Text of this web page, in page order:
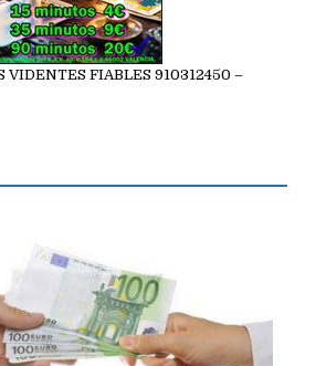
VIDENTES FIABLES 910312450 –